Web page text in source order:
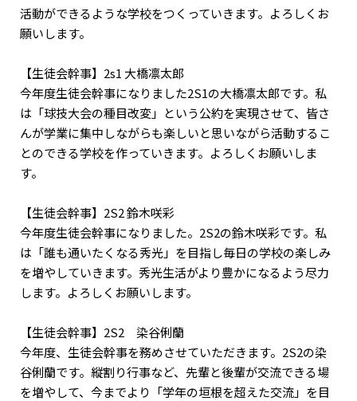
活動ができるような学校をつくっていきます。よろしくお
願いします。
【生徒会幹事】2s1 大橋凛太郎
今年度生徒会幹事になりました2S1の大橋凛太郎です。私
は「球技大会の種目改変」という公約を実現させて、皆さ
んが学業に集中しながらも楽しいと思いながら活動するこ
とのできる学校を作っていきます。よろしくお願いしま
す。
【生徒会幹事】2S2 鈴木咲彩
今年度生徒会幹事になりました。2S2の鈴木咲彩です。私
は「誰も通いたくなる秀光」を目指し毎日の学校の楽しみ
を増やしていきます。秀光生活がより豊かになるよう尽力
します。よろしくお願いします。
【生徒会幹事】2S2 染谷俐蘭
今年度、生徒会幹事を務めさせていただきます。2S2の染
谷俐蘭です。縦割り行事など、先輩と後輩が交流できる場
を増やして、今までより「学年の垣根を超えた交流」を目